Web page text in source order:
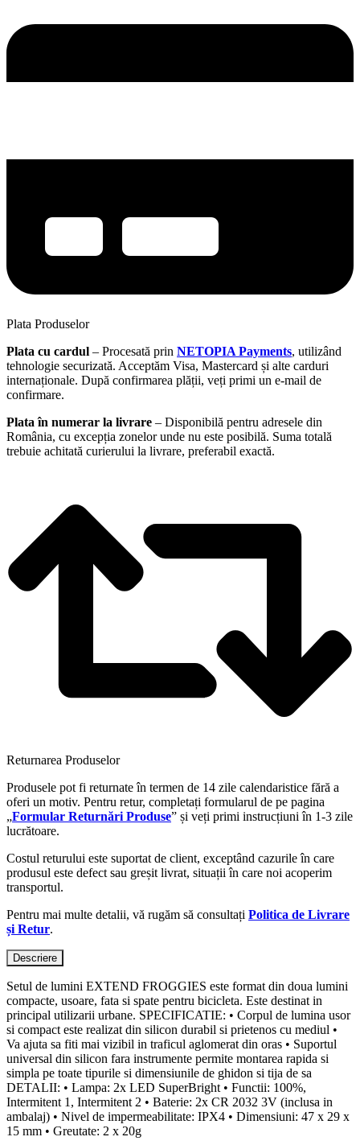
Plata Produselor
Plata cu cardul – Procesată prin NETOPIA Payments, utilizând
tehnologie securizată. Acceptăm Visa, Mastercard și alte carduri
internaționale. După confirmarea plății, veți primi un e-mail de
confirmare.
Plata în numerar la livrare – Disponibilă pentru adresele din
România, cu excepția zonelor unde nu este posibilă. Suma totală
trebuie achitată curierului la livrare, preferabil exactă.
Returnarea Produselor
Produsele pot fi returnate în termen de 14 zile calendaristice fără a
oferi un motiv. Pentru retur, completați formularul de pe pagina
„Formular Returnări Produse” și veți primi instrucțiuni în 1-3 zile
lucrătoare.
Costul returului este suportat de client, exceptând cazurile în care
produsul este defect sau greșit livrat, situații în care noi acoperim
transportul.
Pentru mai multe detalii, vă rugăm să consultați Politica de Livrare
și Retur.
Descriere
Setul de lumini EXTEND FROGGIES este format din doua lumini
compacte, usoare, fata si spate pentru bicicleta. Este destinat in
principal utilizarii urbane. SPECIFICATIE: • Corpul de lumina usor
si compact este realizat din silicon durabil si prietenos cu mediul •
Va ajuta sa fiti mai vizibil in traficul aglomerat din oras • Suportul
universal din silicon fara instrumente permite montarea rapida si
simpla pe toate tipurile si dimensiunile de ghidon si tija de sa
DETALII: • Lampa: 2x LED SuperBright • Functii: 100%,
Intermitent 1, Intermitent 2 • Baterie: 2x CR 2032 3V (inclusa in
ambalaj) • Nivel de impermeabilitate: IPX4 • Dimensiuni: 47 x 29 x
15 mm • Greutate: 2 x 20g